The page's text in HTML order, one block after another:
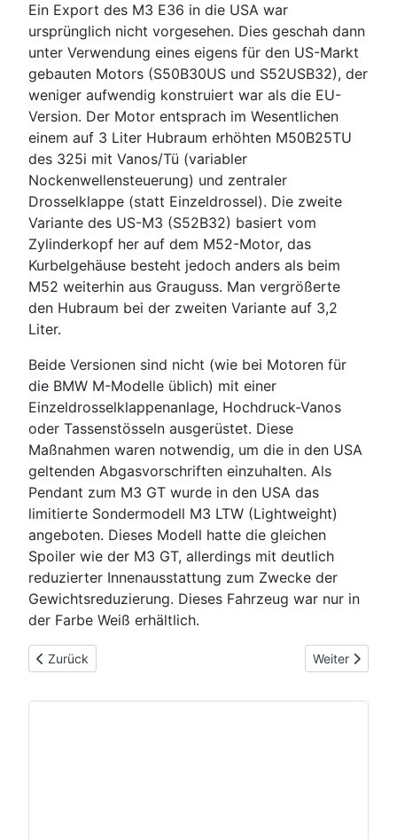
Ein Export des M3 E36 in die USA war
ursprünglich nicht vorgesehen. Dies geschah dann
unter Verwendung eines eigens für den US-Markt
gebauten Motors (S50B30US und S52USB32), der
weniger aufwendig konstruiert war als die EU-
Version. Der Motor entsprach im Wesentlichen
einem auf 3 Liter Hubraum erhöhten M50B25TU
des 325i mit Vanos/Tü (variabler
Nockenwellensteuerung) und zentraler
Drosselklappe (statt Einzeldrossel). Die zweite
Variante des US-M3 (S52B32) basiert vom
Zylinderkopf her auf dem M52-Motor, das
Kurbelgehäuse besteht jedoch anders als beim
M52 weiterhin aus Grauguss. Man vergrößerte
den Hubraum bei der zweiten Variante auf 3,2
Liter.
Beide Versionen sind nicht (wie bei Motoren für
die BMW M-Modelle üblich) mit einer
Einzeldrosselklappenanlage, Hochdruck-Vanos
oder Tassenstösseln ausgerüstet. Diese
Maßnahmen waren notwendig, um die in den USA
geltenden Abgasvorschriften einzuhalten. Als
Pendant zum M3 GT wurde in den USA das
limitierte Sondermodell M3 LTW (Lightweight)
angeboten. Dieses Modell hatte die gleichen
Spoiler wie der M3 GT, allerdings mit deutlich
reduzierter Innenausstattung zum Zwecke der
Gewichtsreduzierung. Dieses Fahrzeug war nur in
der Farbe Weiß erhältlich.
Vorheriger Beitrag: BMW M3 (1986-1991)
Zurück Nächster
Weiter